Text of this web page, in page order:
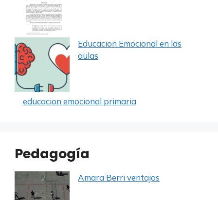
Educacion Emocional en las
aulas
educacion emocional primaria
Pedagogía
Amara Berri ventajas